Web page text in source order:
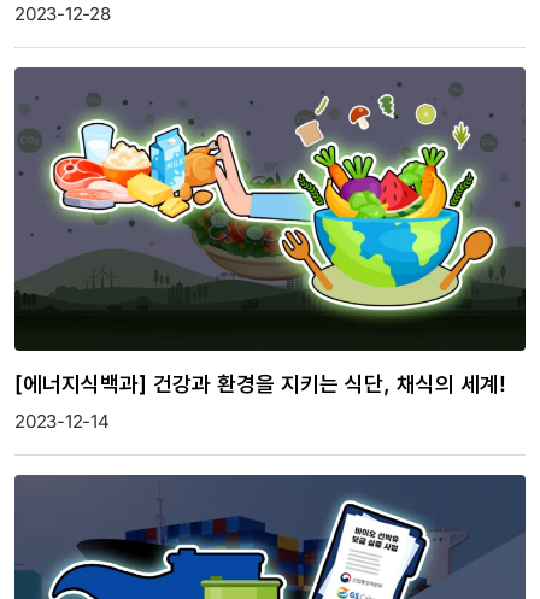
2023-12-28
[에너지식백과] 건강과 환경을 지키는 식단, 채식의 세계!
2023-12-14